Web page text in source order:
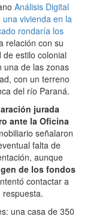
Análisis Digital
una vivienda en la
rondaría los
relación con su
estilo colonial
una de las zonas
con un terreno
del río Paraná.
jurada
ante la Oficina
señalaron
falta de
aunque
de los fondos
contactar a
respuesta.
una casa de 350